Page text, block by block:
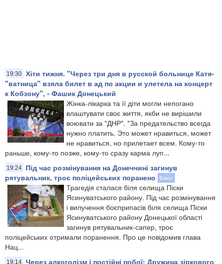
19:30 Хіти тижня. "Через три дня в русской больнице Катя-
"ватница" взяла билет в ад по акции и улетела на концерт
к Кобзону", - Фашик Донецький
Жінка-лікарка та її діти могли непогано
влаштувати своє життя, якби не вирішили
воювати за "ДНР". "За предательство всегда
нужно платить. Это может нравиться, может
не нравиться, но прилетает всем. Кому-то
раньше, кому-то позже, кому-то сразу карма луп...
19:24
Під час розмінування на Донеччині загинув
рятувальник, троє поліцейських поранено
Блог
Трагедія сталася біля селища Піски
Ясинуватського району. Під час розмінування
і вилучення боєприпасів біля селища Піски
Ясинуватського району Донецької області
загинув рятувальник-сапер, троє
поліцейських отримали поранення. Про це повідомив глава
Нац...
19:14 Через алкоголізм і постійні побої: Дружина зіркового